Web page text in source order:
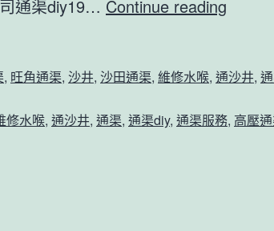
通渠diy19… Continue reading
渠】
（
, 旺角通渠, 沙井, 沙田通渠, 維修水喉, 通沙井,
修水喉, 通沙井, 通渠, 通渠diy, 通渠服務, 高壓